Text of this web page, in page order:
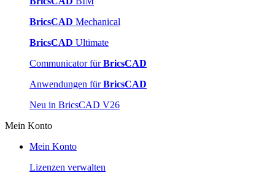
BricsCAD Mechanical
BricsCAD Ultimate
Communicator fürBricsCAD
Anwendungen fürBricsCAD
Neu in BricsCAD V26
Mein Konto
Mein Konto
Lizenzen verwalten